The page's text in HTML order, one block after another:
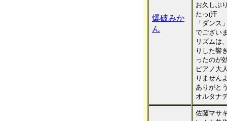
爆破みか
ん
お久しぶ
たっ(汗
「ダンス
でござい
リズムは
りした響
ったのが
ピアノ大
りません
ありがと
オルタナ
佐藤マサ